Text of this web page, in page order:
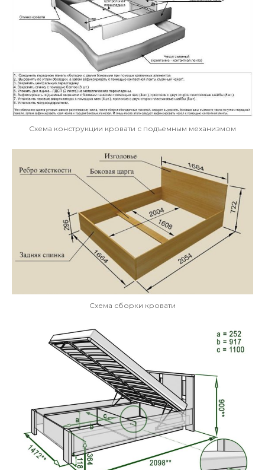
Схема конструкции кровати с подъемным механизмом
Схема сборки кровати